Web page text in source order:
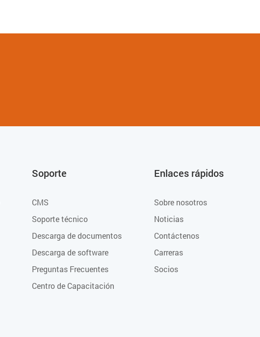
Soporte
CMS
Soporte técnico
Descarga de documentos
Descarga de software
Preguntas Frecuentes
Centro de Capacitación
Enlaces rápidos
Sobre nosotros
Noticias
Contáctenos
Carreras
Socios